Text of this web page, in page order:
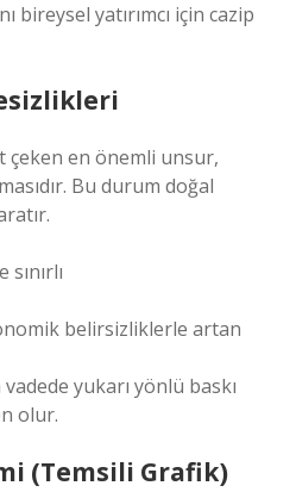
bireysel yatırımcı için cazip
çeken en önemli unsur,
Bu durum doğal
belirsizliklerle artan
yukarı yönlü baskı
olur.
(Temsili Grafik)